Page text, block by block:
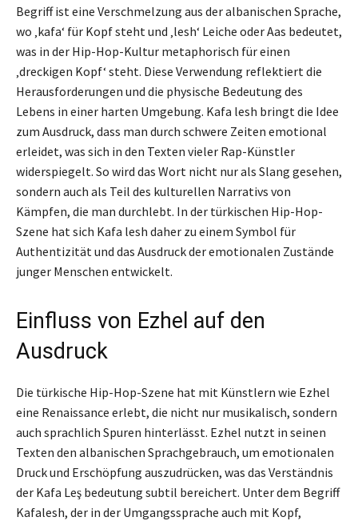
Begriff ist eine Verschmelzung aus der albanischen Sprache,
wo ‚kafa‘ für Kopf steht und ‚lesh‘ Leiche oder Aas bedeutet,
was in der Hip-Hop-Kultur metaphorisch für einen
‚dreckigen Kopf‘ steht. Diese Verwendung reflektiert die
Herausforderungen und die physische Bedeutung des
Lebens in einer harten Umgebung. Kafa lesh bringt die Idee
zum Ausdruck, dass man durch schwere Zeiten emotional
erleidet, was sich in den Texten vieler Rap-Künstler
widerspiegelt. So wird das Wort nicht nur als Slang gesehen,
sondern auch als Teil des kulturellen Narrativs von
Kämpfen, die man durchlebt. In der türkischen Hip-Hop-
Szene hat sich Kafa lesh daher zu einem Symbol für
Authentizität und das Ausdruck der emotionalen Zustände
junger Menschen entwickelt.
Einfluss von Ezhel auf den
Ausdruck
Die türkische Hip-Hop-Szene hat mit Künstlern wie Ezhel
eine Renaissance erlebt, die nicht nur musikalisch, sondern
auch sprachlich Spuren hinterlässt. Ezhel nutzt in seinen
Texten den albanischen Sprachgebrauch, um emotionalen
Druck und Erschöpfung auszudrücken, was das Verständnis
der Kafa Leş bedeutung subtil bereichert. Unter dem Begriff
Kafalesh, der in der Umgangssprache auch mit Kopf,